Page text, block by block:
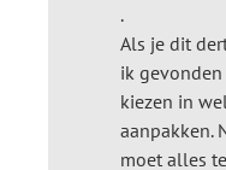
.
Als je dit
ik
kiezen in
aanpakken.
moet alles